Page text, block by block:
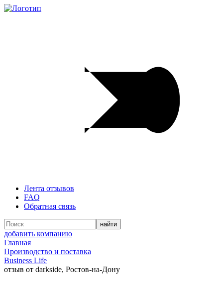
Лента отзывов
FAQ
Обратная связь
добавить компанию
Главная
Производство и поставка
Business Life
отзыв от darkside, Ростов-на-Дону